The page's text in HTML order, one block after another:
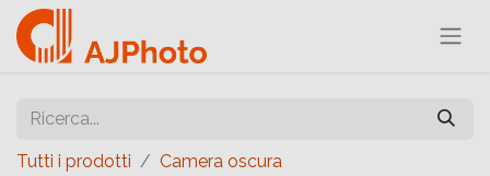
Tutti i prodotti
Camera oscura